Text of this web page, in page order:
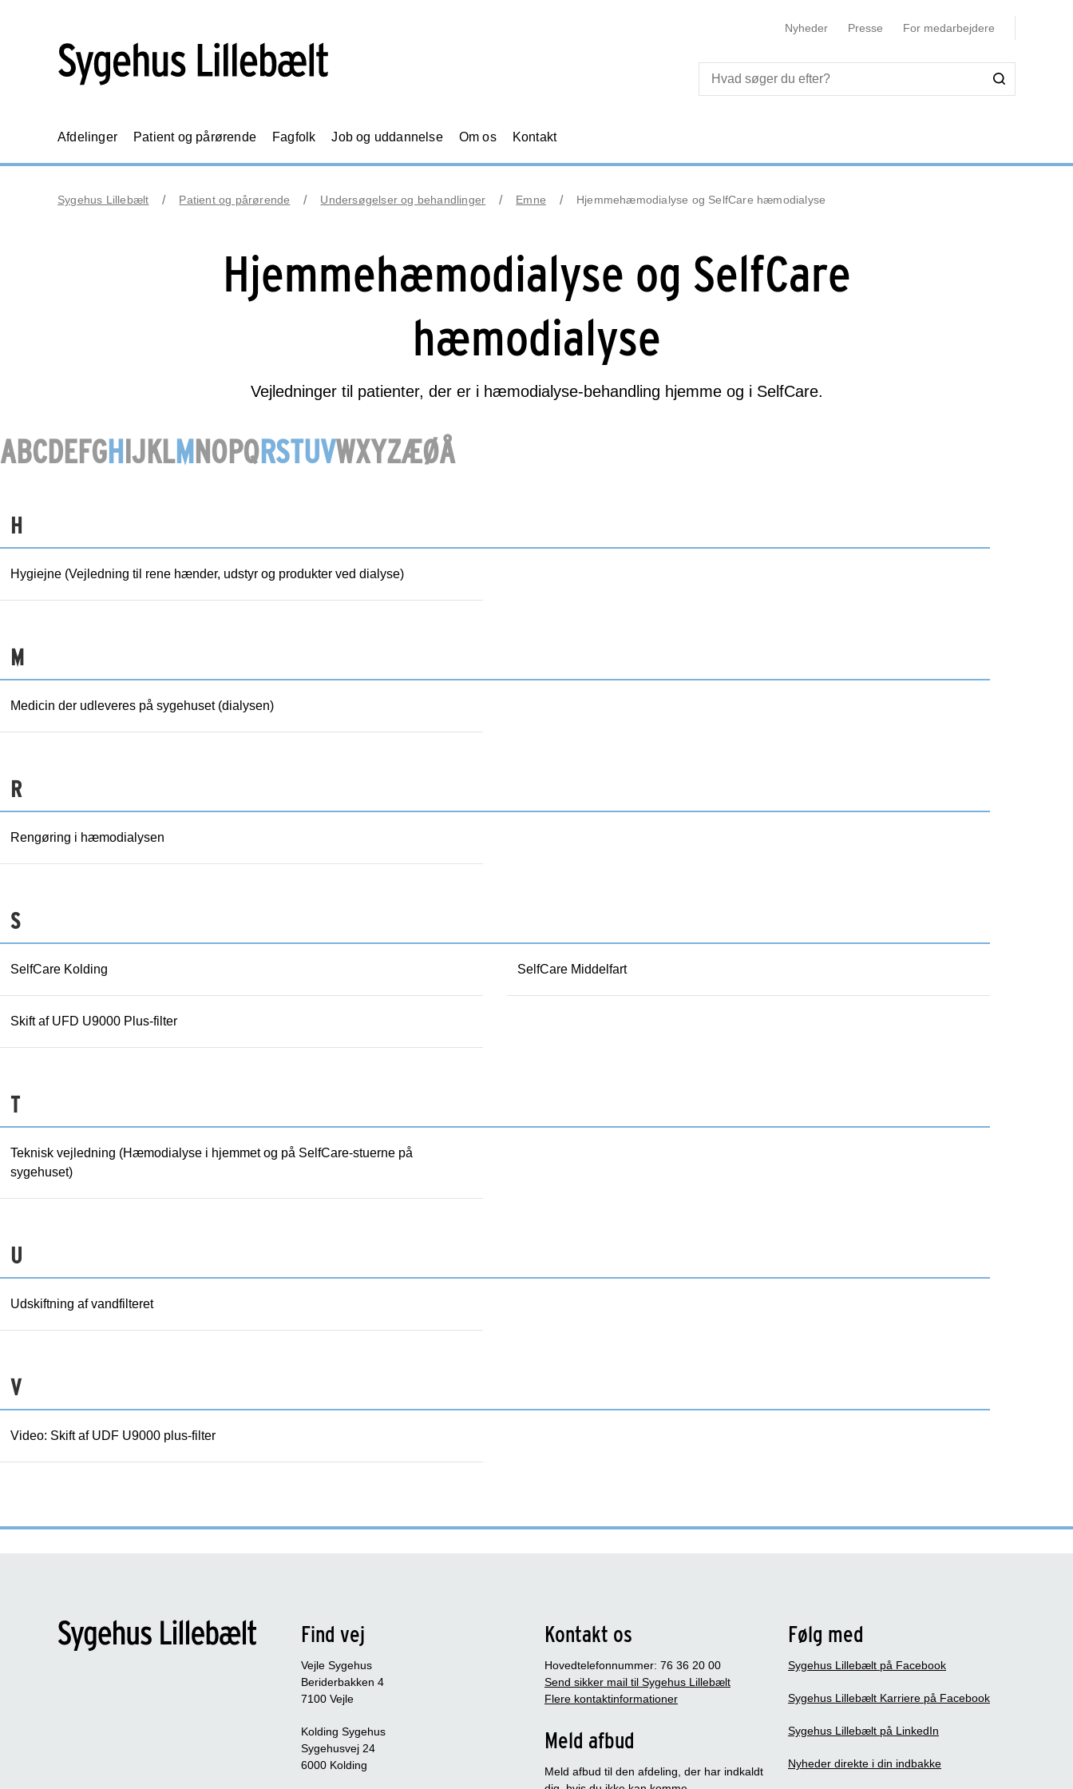
Nyheder Presse For medarbejdere
Afdelinger Patient og pårørende Fagfolk Job og uddannelse Om os Kontakt
Sygehus Lillebælt Patient og pårørende Undersøgelser og behandlinger Emne Hjemmehæmodialyse og SelfCare hæmodialyse
Hjemmehæmodialyse og SelfCare
hæmodialyse
Vejledninger til patienter, der er i hæmodialyse-behandling hjemme og i SelfCare.
ABCDEFGHIJKLMNOPQRSTUVWXYZÆØÅ
H
Hygiejne (Vejledning til rene hænder, udstyr og produkter ved dialyse)
M
Medicin der udleveres på sygehuset (dialysen)
R
Rengøring i hæmodialysen
S
SelfCare Kolding SelfCare Middelfart
Skift af UFD U9000 Plus-filter
T
Teknisk vejledning (Hæmodialyse i hjemmet og på SelfCare-stuerne på
sygehuset)
U
Udskiftning af vandfilteret
V
Video: Skift af UDF U9000 plus-filter
Find vej
Vejle Sygehus
Beriderbakken 4
7100 Vejle
Kolding Sygehus
Sygehusvej 24
6000 Kolding
Kontakt os
Hovedtelefonnummer: 76 36 20 00
Send sikker mail til Sygehus Lillebælt
Flere kontaktinformationer
Meld afbud
Meld afbud til den afdeling, der har indkaldt
Følg med
Sygehus Lillebælt på Facebook
Sygehus Lillebælt Karriere på Facebook
Sygehus Lillebælt på LinkedIn
Nyheder direkte i din indbakke